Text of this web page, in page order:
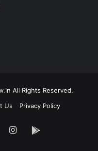
All Rights Reserved.
Us Privacy Policy
Instagram